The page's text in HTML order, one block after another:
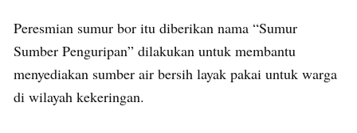
Peresmian sumur bor itu diberikan nama “Sumur
Sumber Penguripan” dilakukan untuk membantu
menyediakan sumber air bersih layak pakai untuk warga
di wilayah kekeringan.